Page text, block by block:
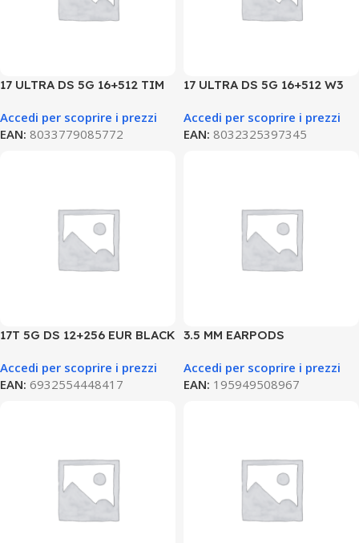
17 ULTRA DS 5G 16+512 TIM
Accedi per scoprire i prezzi
EAN: 8033779085772
17 ULTRA DS 5G 16+512 W3
Accedi per scoprire i prezzi
EAN: 8032325397345
17T 5G DS 12+256 EUR BLACK
Accedi per scoprire i prezzi
EAN: 6932554448417
3.5 MM EARPODS
Accedi per scoprire i prezzi
EAN: 195949508967